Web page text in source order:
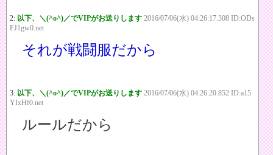
2: 以下、＼(^o^)／でVIPがお送りします 2016/07/06(水) 04:26:17.308 ID:ODs
FJ1gw0.net
それが戦闘服だから
3: 以下、＼(^o^)／でVIPがお送りします 2016/07/06(水) 04:26:20.852 ID:a15
YIxHf0.net
ルールだから